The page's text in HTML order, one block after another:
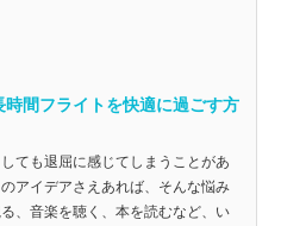
間フライトを快適に過ごす方
ても退屈に感じてしまうことがあ
アイデアさえあれば、そんな悩み
、音楽を聴く、本を読むなど、い